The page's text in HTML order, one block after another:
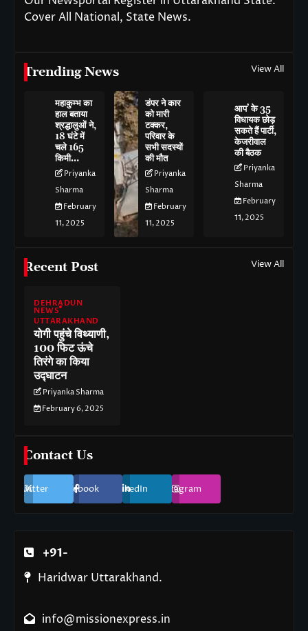
Cover All National, State News.
Trending News View All
महाकुम्भ का
हाल बताया
श्रद्धालुओं ने,
18 घंटे में
चले 165
किमी…
Priyanka
Sharma
February
11, 2025
डंपर ने कार
को मारी
टक्कर,
परिवार के
सभी सदस्यों
की मौत
Priyanka
Sharma
February
11, 2025
आप’ के 35
विधायक छोड़
सकते हैं पार्टी,
केजरीवाल
की बैठक
Priyanka
Sharma
February
11, 2025
Recent Post View All
DEHRADUN
NEWS
UTTARAKHAND
योगी पहुंचे विथ्याणी,
100 फिट ऊंचे
तिरंगे का किया
उद्घाटन
Priyanka Sharma
February 6, 2025
Contact Us
Twitter Facebook LinkedIn Instagram
+91-
Haridwar Uttarakhand.
info@missionexpress.in